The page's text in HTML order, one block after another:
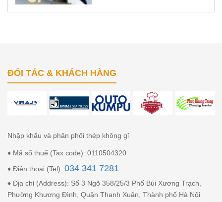
ĐỐI TÁC & KHÁCH HÀNG
Nhập khẩu và phân phối thép không gỉ
♦ Mã số thuế (Tax code): 0110504320
♦ Điện thoại (Tel): 034 341 7281
♦ Địa chỉ (Address): Số 3 Ngõ 358/25/3 Phố Bùi Xương Trạch,
Phường Khương Đình, Quận Thanh Xuân, Thành phố Hà Nội